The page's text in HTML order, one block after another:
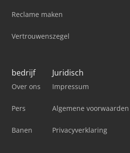
Reclame maken
Vertrouwenszegel
bedrijf
Over ons
Pers
Banen
Juridisch
Impressum
Algemene voorwaarden
Privacyverklaring